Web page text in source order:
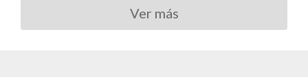
Ver más